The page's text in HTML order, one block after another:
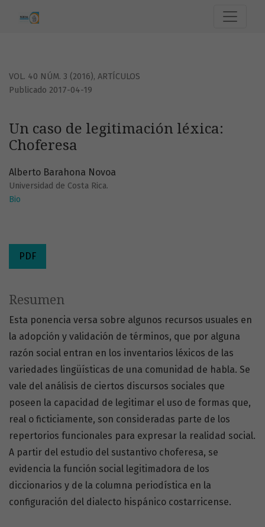
VOL. 40 NÚM. 3 (2016), ARTÍCULOS
Un caso de legitimación léxica:
Choferesa
Publicado 2017-04-19
Alberto Barahona Novoa
Universidad de Costa Rica.
Bio
PDF
Resumen
Esta ponencia versa sobre algunos recursos usuales en
la adopción y validación de términos, que por alguna
razón social entran en los inventarios léxicos de las
variedades lingüísticas de una comunidad de habla. Se
vale del análisis de ciertos discursos sociales que
poseen la capacidad de legitimar el uso de formas que,
real o ficticiamente, son consideradas parte de los
repertorios funcionales para expresar la realidad social.
A partir del estudio del sustantivo choferesa, se
evidencia la función social legitimadora de los
diccionarios y de la columna periodística en la
configuración del dialecto hispánico costarricense.